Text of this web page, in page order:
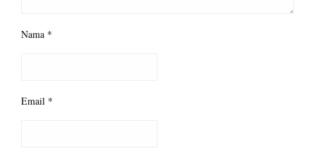
Nama *
Email *